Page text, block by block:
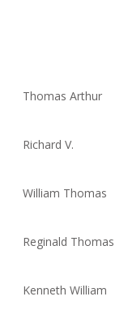
Thomas Arthur
Richard V.
William Thomas
Reginald Thomas
Kenneth William